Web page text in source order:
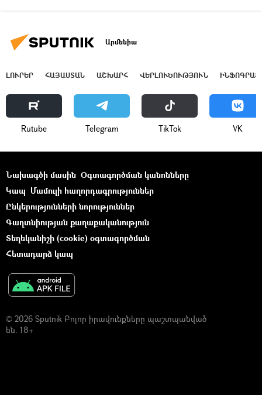
Արմենիա
ԼՈՒՐԵՐ ՀԱՅԱՍՏԱՆ ԱՇԽԱՐՀ ՎԵՐԼՈՒԾՈՒԹՅՈՒՆ
Rutube Telegram ТikТоk VK
Նախագծի մասին Օգտագործման կանոնները
Կապ Մամուլի հաղորդագրություններ
Ընկերությունների նորություններ
Գաղտնիության քաղաքականություն
Տեղեկանիշի (cookie) օգտագործման
Հետադարձ կապ
© 2026 Sputnik Բոլոր իրավունքները պաշտպանված
են. 18+